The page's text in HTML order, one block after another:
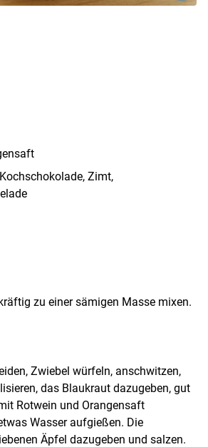
to main content
Zimt,
zu einer sämigen Masse mixen.
Zwiebel würfeln, anschwitzen,
das Blaukraut dazugeben, gut
Rotwein und Orangensaft
Wasser aufgießen. Die
Äpfel dazugeben und salzen.